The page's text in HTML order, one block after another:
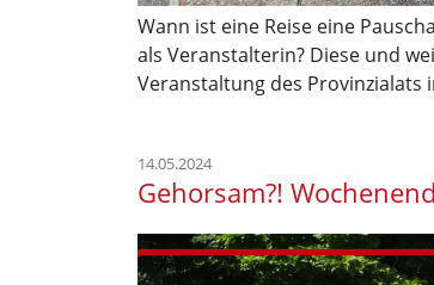
Wann ist eine Reise eine
als Veranstalterin? Diese und
Veranstaltung des Provinzialats
14.05.2024
Gehorsam?!